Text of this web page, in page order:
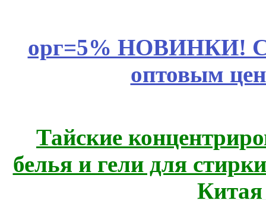
орг=5% НОВИНКИ!
оптовым
Тайские
белья и гели для